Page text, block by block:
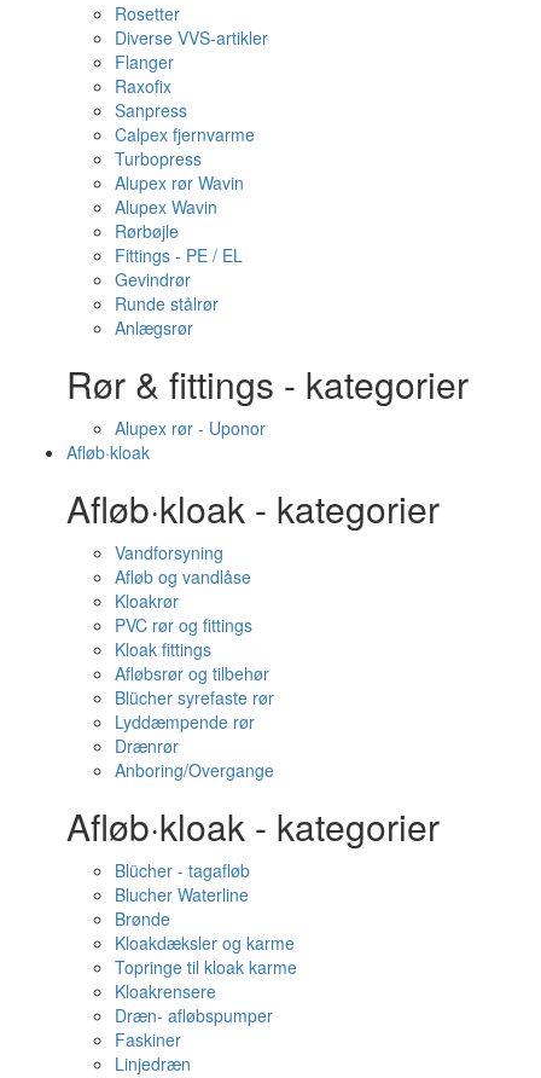
Rosetter
Diverse VVS-artikler
Flanger
Raxofix
Sanpress
Calpex fjernvarme
Turbopress
Alupex rør Wavin
Alupex Wavin
Rørbøjle
Fittings - PE / EL
Gevindrør
Runde stålrør
Anlægsrør
Rør & fittings - kategorier
Alupex rør - Uponor
Afløb·kloak
Afløb·kloak - kategorier
Vandforsyning
Afløb og vandlåse
Kloakrør
PVC rør og fittings
Kloak fittings
Afløbsrør og tilbehør
Blücher syrefaste rør
Lyddæmpende rør
Drænrør
Anboring/Overgange
Afløb·kloak - kategorier
Blücher - tagafløb
Blucher Waterline
Brønde
Kloakdæksler og karme
Topringe til kloak karme
Kloakrensere
Dræn- afløbspumper
Faskiner
Linjedræn